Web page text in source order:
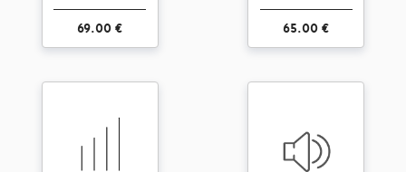
69.00 € 65.00 €